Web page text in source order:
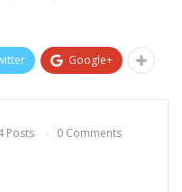
Google+
Posts 0 Comments